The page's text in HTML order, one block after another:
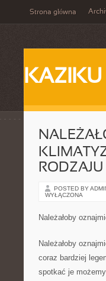
Strona główna
KAZIKU
RODZAJU
POSTED BY
WYŁĄCZONA
Należałoby
Należałoby
coraz bardziej
spotkać je